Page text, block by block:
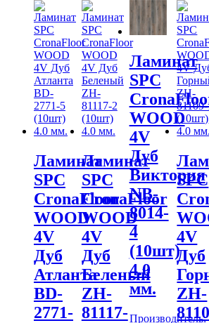
Ламинат
SPC
CronaFloor
WOOD
4V
Дуб
Атланта
BD-
2771-
Ламинат
SPC
CronaFloor
WOOD
4V
Дуб
Беленый
ZH-
81117-
Ламинат
SPC
WOOD
4V
Дуб
Виктория
NB-
8014-
4
(10шт)
4.0
мм.
Производитель:
SPC
4V
Дуб
ZH-